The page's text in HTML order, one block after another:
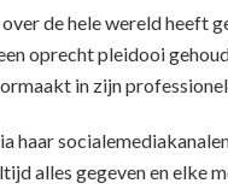
de hele wereld heeft
oprecht pleidooi
in zijn
haar
alles gegeven en elke